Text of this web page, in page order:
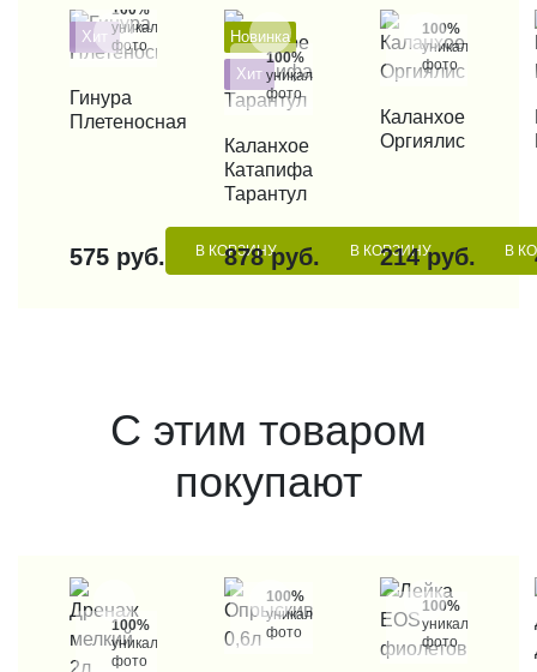
Хит
100%
уникальные
фото
КУПИТЬ В 1 КЛИК
Гинура
Плетеносная
575 руб. В КОРЗИНУ
Новинка
Хит
100%
уникальные
фото
КУПИТЬ В 1 КЛИК
Каланхое
Катапифа
Тарантул
878 руб. В КОРЗИНУ
100%
уникальные
фото
КУПИТЬ В 1 КЛИК
Каланхое
Оргиялис
214 руб. В
С этим товаром
покупают
100%
уникальные
фото
100%
уникальные
фото
100%
уникальные
фото